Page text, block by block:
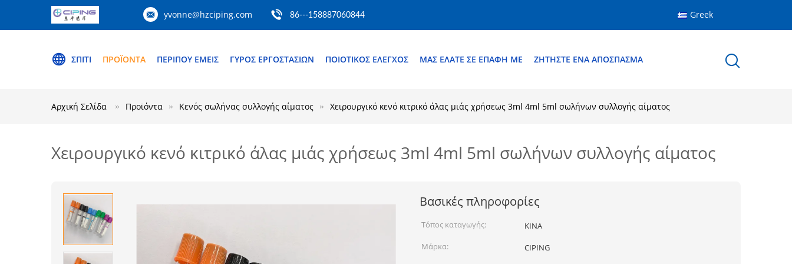
yvonne@hzciping.com 86---158887060844 Greek
ΣΠΊΤΙ ΠΡΟΪΌΝΤΑ ΠΕΡΊΠΟΥ ΕΜΕΊΣ ΓΎΡΟΣ ΕΡΓΟΣΤΑΣΊΩΝ ΠΟΙΟΤΙΚΌΣ ΈΛΕΓΧΟΣ ΜΑΣ ΕΛΆΤΕ ΣΕ ΕΠΑΦΉ ΜΕ ΖΗΤΉΣΤΕ ΈΝΑ ΑΠΌΣΠΑΣΜΑ
Αρχική Σελίδα Προϊόντα Κενός σωλήνας συλλογής αίματος Χειρουργικό κενό κιτρικό άλας μιάς χρήσεως 3ml 4ml 5ml σωλήνων συλλογής αίματος
Χειρουργικό κενό κιτρικό άλας μιάς χρήσεως 3ml 4ml 5ml σωλήνων συλλογής αίματος
Βασικές πληροφορίες
Τόπος καταγωγής:
ΚΙΝΑ
Μάρκα:
CIPING